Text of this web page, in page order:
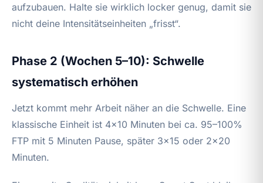
aufzubauen. Halte sie wirklich locker genug, damit sie
nicht deine Intensitätseinheiten „frisst“.
Phase 2 (Wochen 5–10): Schwelle
systematisch erhöhen
Jetzt kommt mehr Arbeit näher an die Schwelle. Eine
klassische Einheit ist 4×10 Minuten bei ca. 95–100%
FTP mit 5 Minuten Pause, später 3×15 oder 2×20
Minuten.